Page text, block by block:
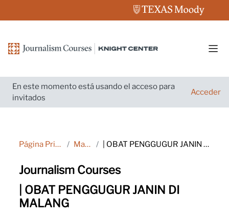
En este momento está usando el acceso para
invitados
Acceder
Página Principal Marcas | OBAT PENGGUGUR JANIN DI MALANG
Journalism Courses
| OBAT PENGGUGUR JANIN DI
MALANG